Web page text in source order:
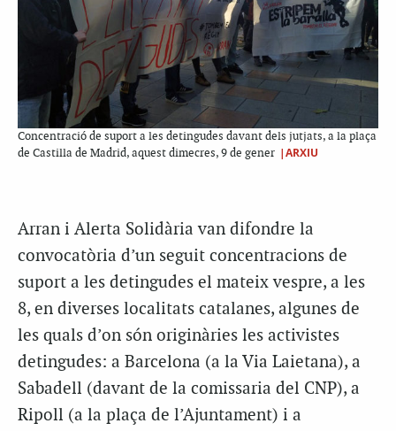
Concentració de suport a les detingudes davant dels jutjats, a la plaça
de Castilla de Madrid, aquest dimecres, 9 de gener |ARXIU
Arran i Alerta Solidària van difondre la
convocatòria d’un seguit concentracions de
suport a les detingudes el mateix vespre, a les
8, en diverses localitats catalanes, algunes de
les quals d’on són originàries les activistes
detingudes: a Barcelona (a la Via Laietana), a
Sabadell (davant de la comissaria del CNP), a
Ripoll (a la plaça de l’Ajuntament) i a